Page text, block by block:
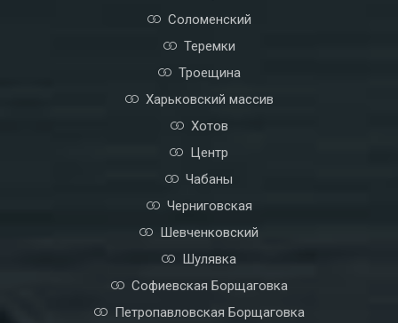
Соломенский
Теремки
Троещина
Харьковский массив
Хотов
Центр
Чабаны
Черниговская
Шевченковский
Шулявка
Софиевская Борщаговка
Петропавловская Борщаговка